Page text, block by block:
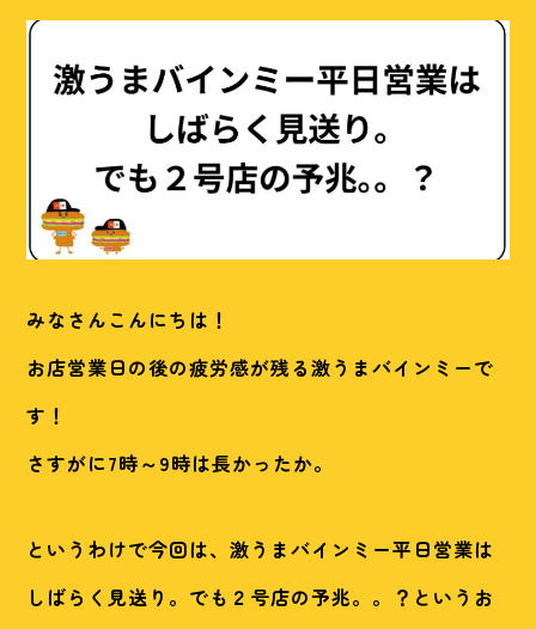
みなさんこんにちは！
お店営業日の後の疲労感が残る激うまバインミーで
す！
さすがに7時～9時は長かったか。
というわけで今回は、激うまバインミー平日営業は
しばらく見送り。でも２号店の予兆。。？というお